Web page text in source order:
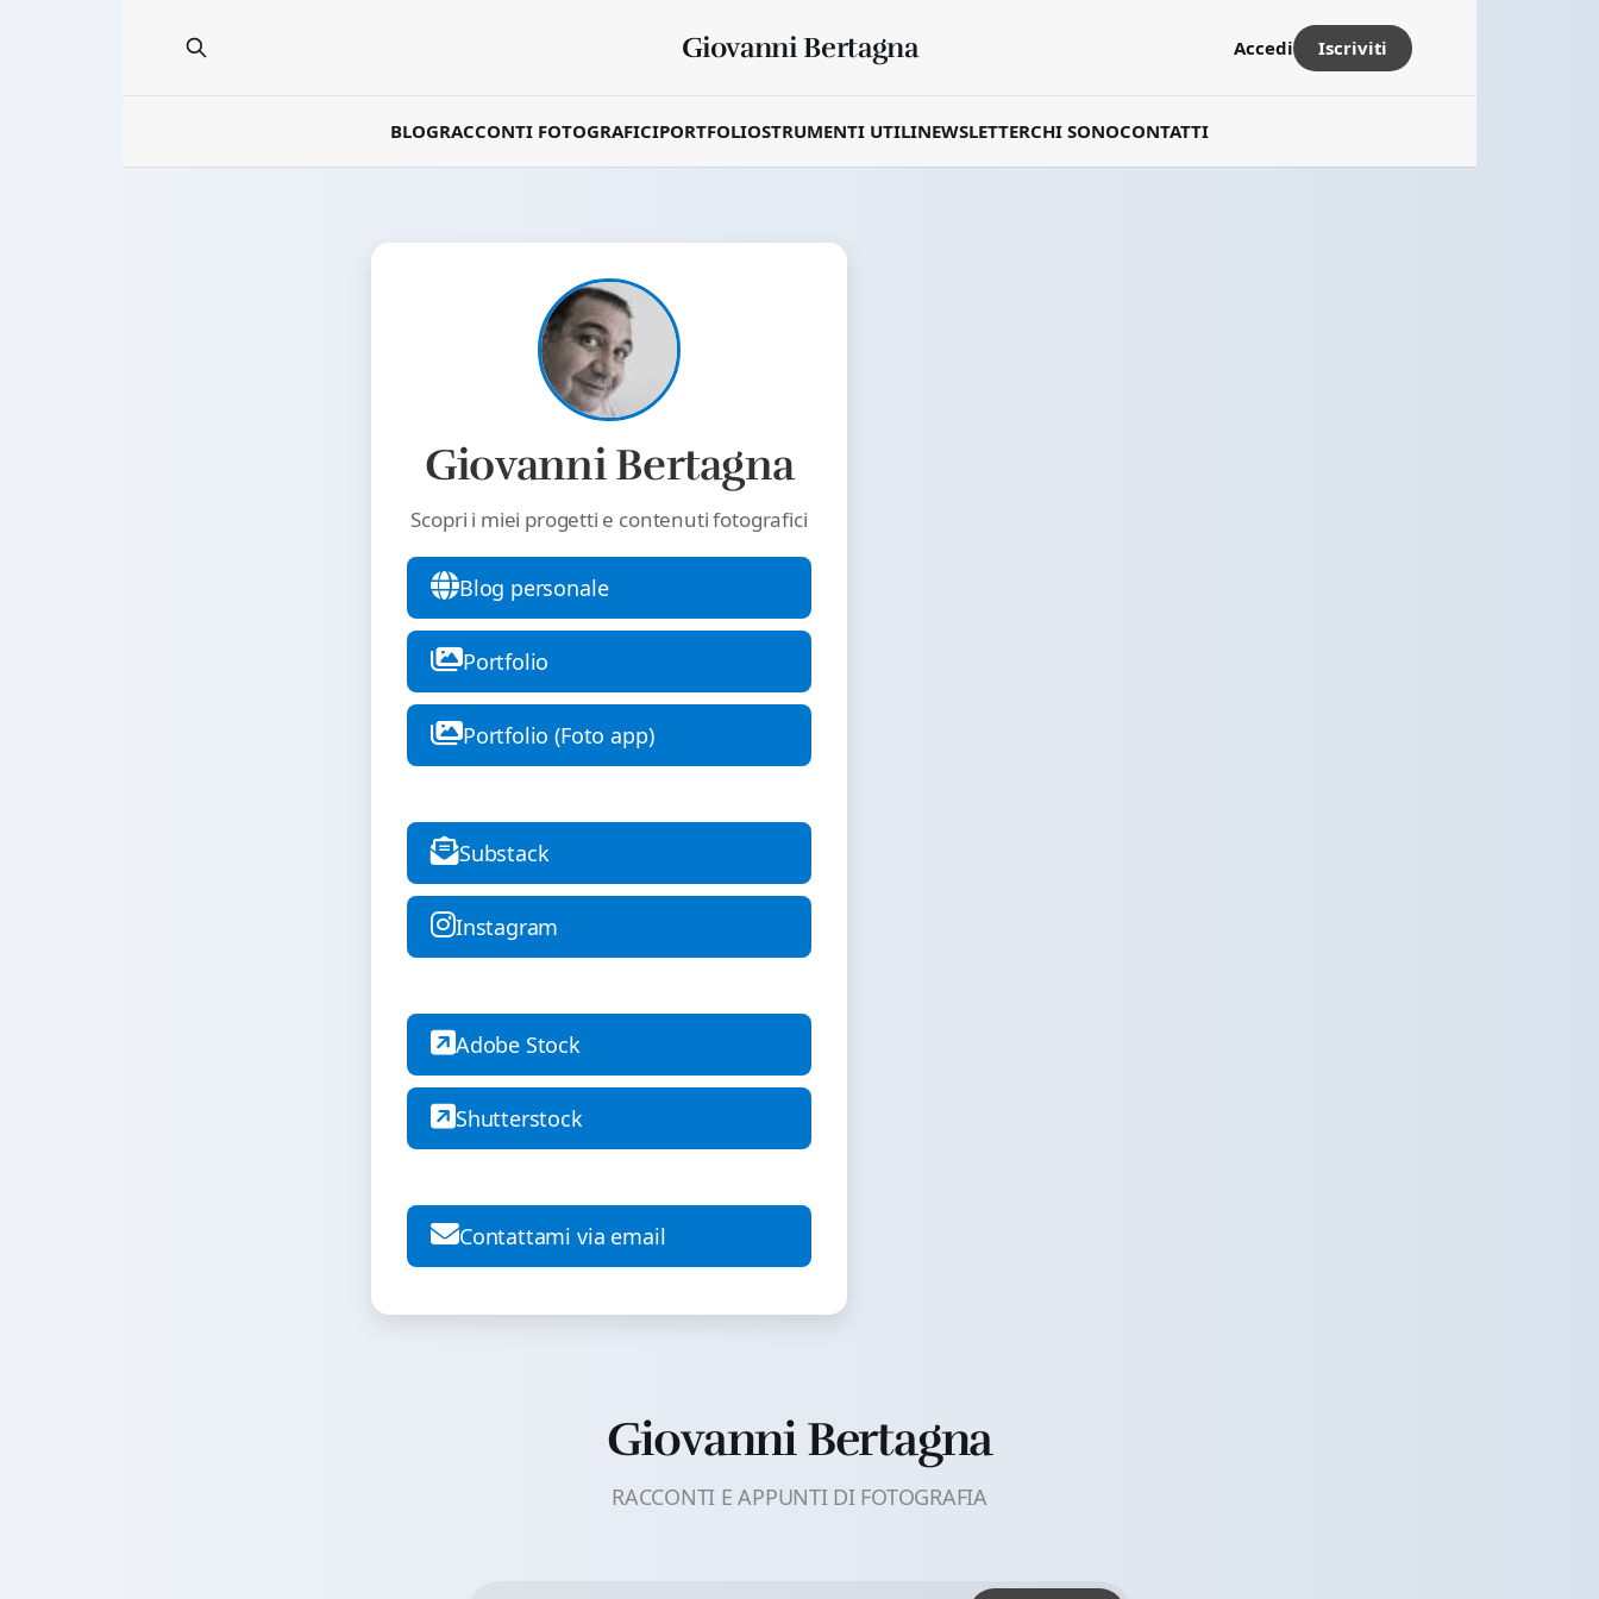
Giovanni Bertagna
BLOGRACCONTI FOTOGRAFICIPORTFOLIOSTRUMENTI UTILINEWSLETTERCHI SONOCONTATTI
Accedi Iscriviti
Giovanni Bertagna
Scopri i miei progetti e contenuti fotografici
Blog personale
Portfolio
Portfolio (Foto app)
Substack
Instagram
Adobe Stock
Shutterstock
Contattami via email
Giovanni Bertagna
RACCONTI E APPUNTI DI FOTOGRAFIA